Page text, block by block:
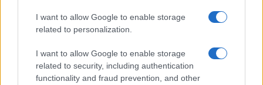
I want to allow Google to enable storage
related to personalization.
I want to allow Google to enable storage
related to security, including authentication
functionality and fraud prevention, and other
Ravnah
jubilejni festival narodno-
zabavne glasbe